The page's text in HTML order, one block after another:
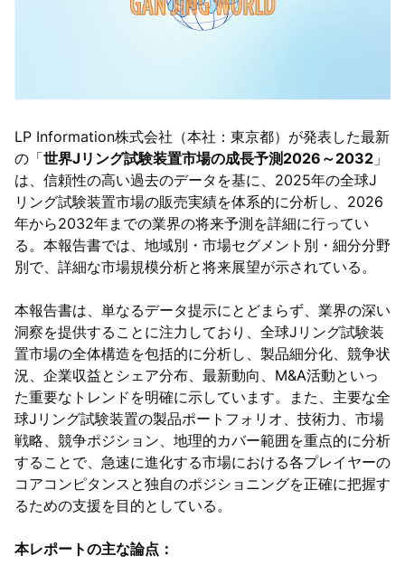
LP Information株式会社（本社：東京都）が発表した最新
の「世界Jリング試験装置市場の成長予測2026～2032 」
は、信頼性の高い過去のデータを基に、2025年の全球J
リング試験装置市場の販売実績を体系的に分析し、2026
年から2032年までの業界の将来予測を詳細に行ってい
る。本報告書では、地域別・市場セグメント別・細分分野
別で、詳細な市場規模分析と将来展望が示されている。
本報告書は、単なるデータ提示にとどまらず、業界の深い
洞察を提供することに注力しており、全球Jリング試験装
置市場の全体構造を包括的に分析し、製品細分化、競争状
況、企業収益とシェア分布、最新動向、M&A活動といっ
た重要なトレンドを明確に示しています。また、主要な全
球Jリング試験装置の製品ポートフォリオ、技術力、市場
戦略、競争ポジション、地理的カバー範囲を重点的に分析
することで、急速に進化する市場における各プレイヤーの
コアコンピタンスと独自のポジショニングを正確に把握す
るための支援を目的としている。
本レポートの主な論点：